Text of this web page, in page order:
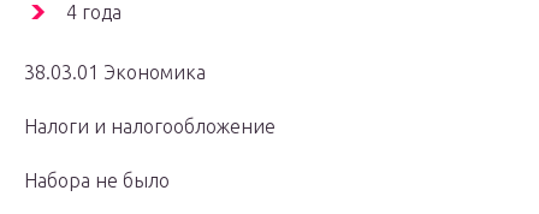
4 года
38.03.01 Экономика
Налоги и налогообложение
Набора не было